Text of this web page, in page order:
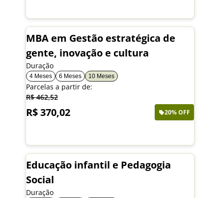
MBA em Gestão estratégica de
gente, inovação e cultura
Duração
4 Meses 6 Meses 10 Meses
Parcelas a partir de:
R$ 462,52
R$ 370,02 20% OFF
Educação infantil e Pedagogia
Social
Duração